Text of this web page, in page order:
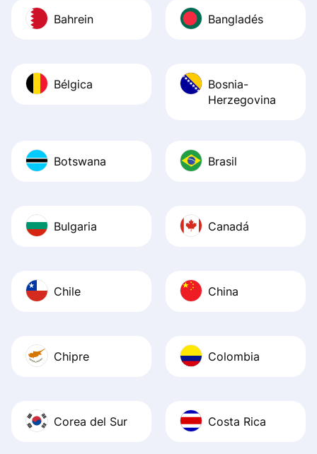
Bahrein Bangladés
Bélgica
Bosnia-
Herzegovina
Botswana Brasil
Bulgaria Canadá
Chile China
Chipre Colombia
Corea del Sur Costa Rica